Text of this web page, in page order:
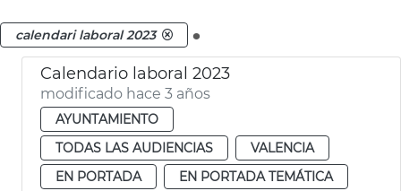
calendari laboral 2023 .
Calendario laboral 2023
modificado hace 3 años
AYUNTAMIENTO
TODAS LAS AUDIENCIAS
VALENCIA
EN PORTADA
EN PORTADA TEMÁTICA